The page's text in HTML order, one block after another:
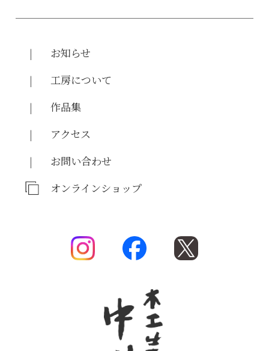
お知らせ
工房について
作品集
アクセス
お問い合わせ
オンラインショップ